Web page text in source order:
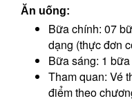
Ăn uống:
Bữa chính: 07
dạng (thực đơn
Bữa sáng: 1
Tham quan: Vé
điểm theo